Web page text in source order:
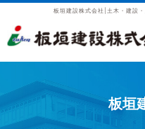
板垣建設株式会社|土木・建設
板垣